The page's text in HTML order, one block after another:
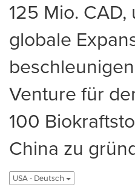
125 Mio.
globale
Venture für
100
China zu
USA - Deutsch